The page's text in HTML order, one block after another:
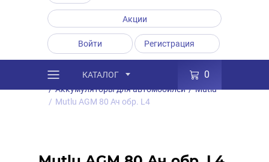
Акции
Войти Регистрация
КАТАЛОГ 0
Каталог / Товары
Аккумуляторы
/ Аккумуляторы для автомобилей / Mutlu
/ Mutlu AGM 80 Ач обр. L4